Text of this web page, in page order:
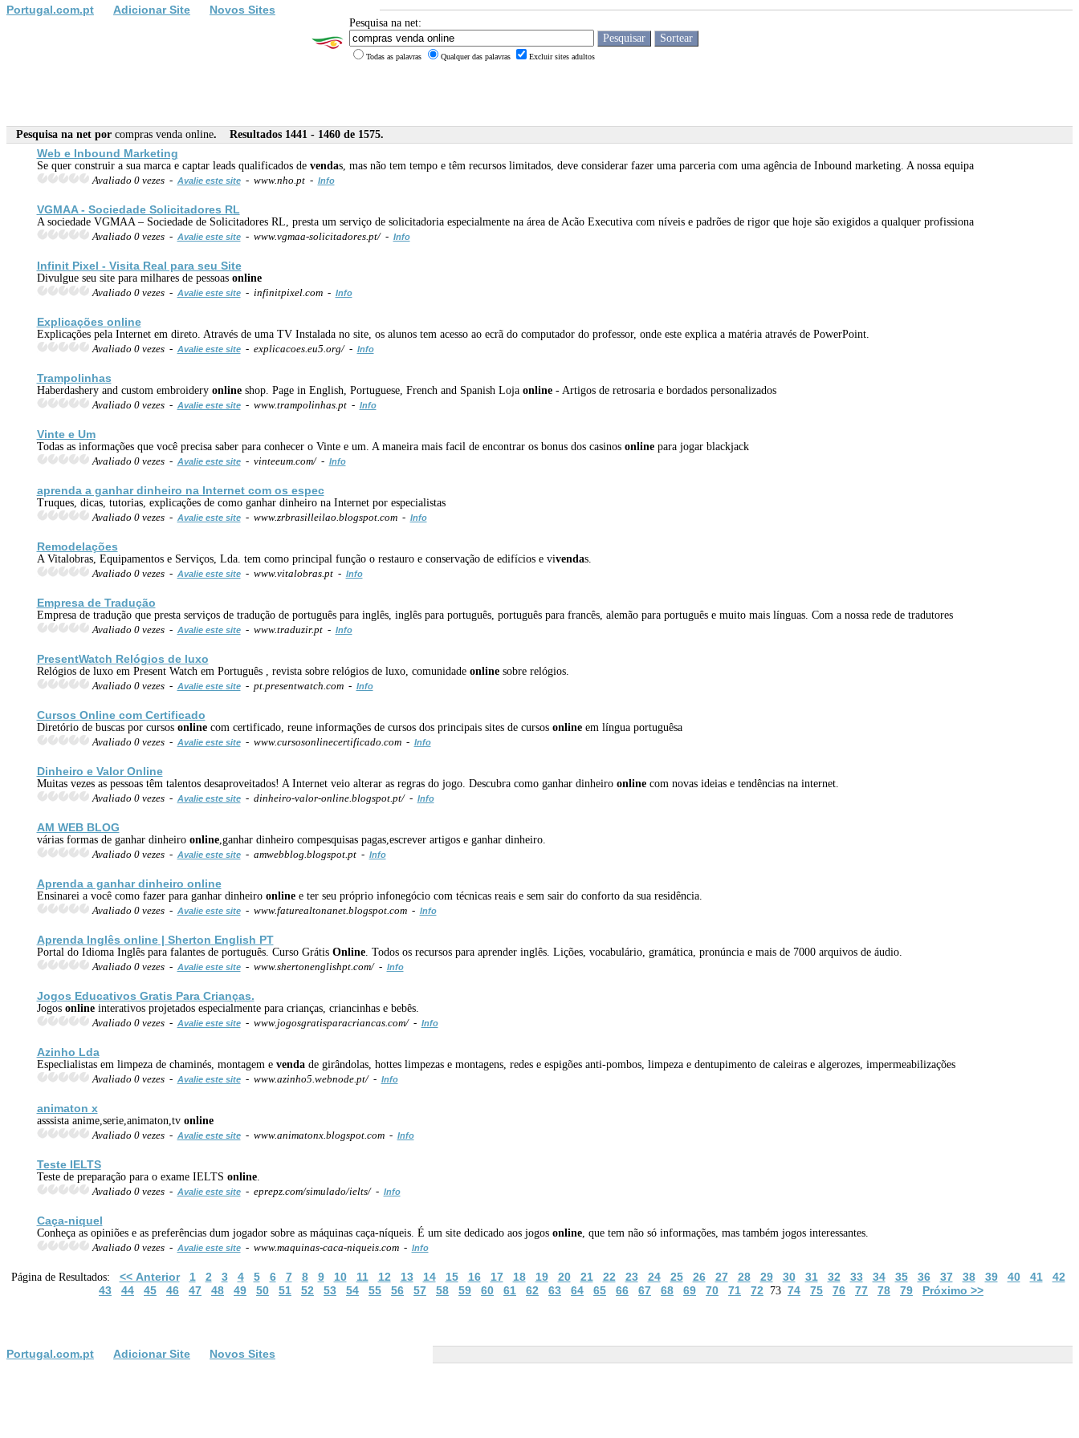
Portugal.com.pt Adicionar Site Novos Sites
Pesquisa na net:
Todas as palavras Qualquer das palavras Excluir sites adultos
Pesquisa na net por compras venda online. Resultados 1441 - 1460 de 1575.
Web e Inbound Marketing
Se quer construir a sua marca e captar leads qualificados de vendas, mas não tem tempo e têm recursos limitados, deve considerar fazer uma parceria com uma agência de Inbound marketing. A nossa equipa
Avaliado 0 vezes - Avalie este site- www.nho.pt - Info
VGMAA - Sociedade Solicitadores RL
A sociedade VGMAA – Sociedade de Solicitadores RL, presta um serviço de solicitadoria especialmente na área de Acão Executiva com níveis e padrões de rigor que hoje são exigidos a qualquer profissiona
Avaliado 0 vezes - Avalie este site- www.vgmaa-solicitadores.pt/ - Info
Infinit Pixel - Visita Real para seu Site
Divulgue seu site para milhares de pessoas online
Avaliado 0 vezes - Avalie este site- infinitpixel.com - Info
Explicações online
Explicações pela Internet em direto. Através de uma TV Instalada no site, os alunos tem acesso ao ecrã do computador do professor, onde este explica a matéria através de PowerPoint.
Avaliado 0 vezes - Avalie este site- explicacoes.eu5.org/ - Info
Trampolinhas
Haberdashery and custom embroidery onlineshop. Page in English, Portuguese, French and Spanish Loja online- Artigos de retrosaria e bordados personalizados
Avaliado 0 vezes - Avalie este site- www.trampolinhas.pt - Info
Vinte e Um
Todas as informações que você precisa saber para conhecer o Vinte e um. A maneira mais facil de encontrar os bonus dos casinos onlinepara jogar blackjack
Avaliado 0 vezes - Avalie este site- vinteeum.com/ - Info
aprenda a ganhar dinheiro na Internet com os espec
Truques, dicas, tutorias, explicações de como ganhar dinheiro na Internet por especialistas
Avaliado 0 vezes - Avalie este site- www.zrbrasilleilao.blogspot.com - Info
Remodelações
A Vitalobras, Equipamentos e Serviços, Lda. tem como principal função o restauro e conservação de edifícios e vivendas.
Avaliado 0 vezes - Avalie este site- www.vitalobras.pt - Info
Empresa de Tradução
Empresa de tradução que presta serviços de tradução de português para inglês, inglês para português, português para francês, alemão para português e muito mais línguas. Com a nossa rede de tradutores
Avaliado 0 vezes - Avalie este site- www.traduzir.pt - Info
PresentWatch Relógios de luxo
Relógios de luxo em Present Watch em Português , revista sobre relógios de luxo, comunidade onlinesobre relógios.
Avaliado 0 vezes - Avalie este site- pt.presentwatch.com - Info
Cursos Onlinecom Certificado
Diretório de buscas por cursos onlinecom certificado, reune informações de cursos dos principais sites de cursos onlineem língua portuguêsa
Avaliado 0 vezes - Avalie este site- www.cursosonlinecertificado.com - Info
Dinheiro e ValorOnline
Muitas vezes as pessoas têm talentos desaproveitados! A Internet veio alterar as regras do jogo. Descubra como ganhar dinheiro onlinecom novas ideias e tendências na internet.
Avaliado 0 vezes - Avalie este site- dinheiro-valor-online.blogspot.pt/ - Info
AM WEB BLOG
várias formas de ganhar dinheiro online,ganhar dinheiro compesquisas pagas,escrever artigos e ganhar dinheiro.
Avaliado 0 vezes - Avalie este site- amwebblog.blogspot.pt - Info
Aprenda a ganhar dinheiro online
Ensinarei a você como fazer para ganhar dinheiro onlinee ter seu próprio infonegócio com técnicas reais e sem sair do conforto da sua residência.
Avaliado 0 vezes - Avalie este site- www.faturealtonanet.blogspot.com - Info
Aprenda Inglês online| Sherton English PT
Portal do Idioma Inglês para falantes de português. Curso Grátis Online. Todos os recursos para aprender inglês. Lições, vocabulário, gramática, pronúncia e mais de 7000 arquivos de áudio.
Avaliado 0 vezes - Avalie este site- www.shertonenglishpt.com/ - Info
Jogos Educativos Gratis Para Crianças.
Jogos onlineinterativos projetados especialmente para crianças, criancinhas e bebês.
Avaliado 0 vezes - Avalie este site- www.jogosgratisparacriancas.com/ - Info
Azinho Lda
Especlialistas em limpeza de chaminés, montagem e vendade girândolas, hottes limpezas e montagens, redes e espigões anti-pombos, limpeza e dentupimento de caleiras e algerozes, impermeabilizações
Avaliado 0 vezes - Avalie este site- www.azinho5.webnode.pt/ - Info
animaton x
asssista anime,serie,animaton,tv online
Avaliado 0 vezes - Avalie este site- www.animatonx.blogspot.com - Info
Teste IELTS
Teste de preparação para o exame IELTS online.
Avaliado 0 vezes - Avalie este site- eprepz.com/simulado/ielts/ - Info
Caça-niquel
Conheça as opiniões e as preferências dum jogador sobre as máquinas caça-níqueis. É um site dedicado aos jogos online, que tem não só informações, mas também jogos interessantes.
Avaliado 0 vezes - Avalie este site- www.maquinas-caca-niqueis.com - Info
Página de Resultados: << Anterior 1 2 3 4 5 6 7 8 9 10 11 12 13 14 15 16 17 18 19 20 21 22 23 24 25 26 27 28 29 30 31 32 33 34 35 36 37 38 39 40 41
42
43
44 45 46 47 48 49 50 51 52 53 54 55 56 57 58 59 60 61 62 63 64 65 66 67 68 69 70 71 72 73 74 75 76 77 78 79 Próximo >>
Portugal.com.pt Adicionar Site Novos Sites